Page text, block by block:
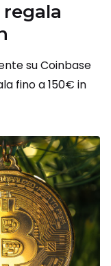
su Coinbase
fino a 150€ in